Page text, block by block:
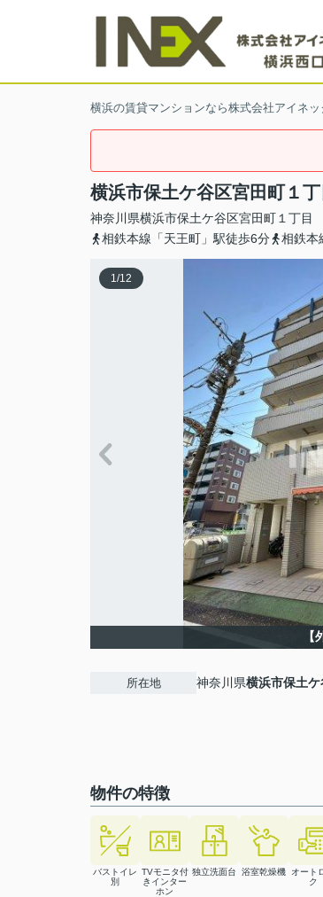
横浜の賃貸マンションなら株式会社アイネッ
横浜市保土ケ谷区宮田町１
神奈川県横浜市保土ケ谷区宮田町 １丁目
相鉄本線「天王町」駅徒歩6分
相鉄本
1/12
【
所在地 神奈川県横浜市保土ケ
物件の特徴
バストイレ
別
TVモニタ付
きインター
ホン
独立洗面台 浴室乾燥機
オート
ク